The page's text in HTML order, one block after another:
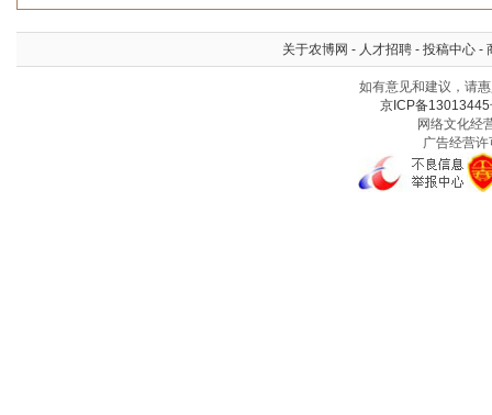
关于农博网 - 人才招聘 - 投稿中心 -
如有意见和建议，请
京ICP备13013445
网络文化经
广告经营